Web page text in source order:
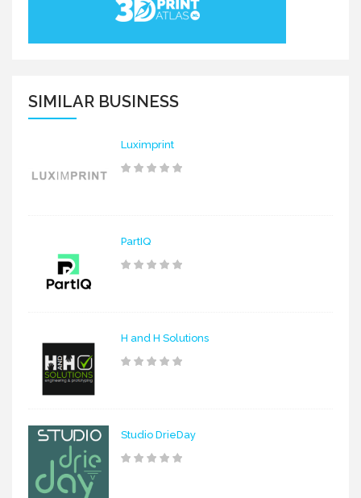
SIMILAR BUSINESS
Luximprint
PartIQ
H and H Solutions
Studio DrieDay